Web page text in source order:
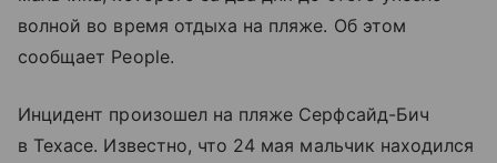
волной во время отдыха на пляже. Об этом
сообщает People.
Инцидент произошел на пляже Серфсайд-Бич
в Техасе. Известно, что 24 мая мальчик находился